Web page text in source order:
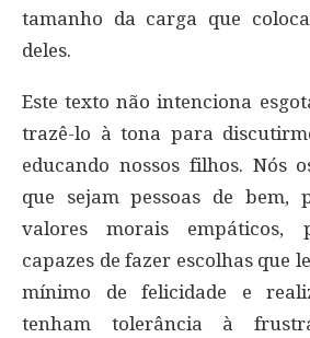
tamanho da carga que
deles.
Este texto não intenciona
trazê-lo à tona para
educando nossos filhos. Nós
que sejam pessoas de bem,
valores morais empáticos,
capazes de fazer escolhas que
mínimo de felicidade e
tenham tolerância à